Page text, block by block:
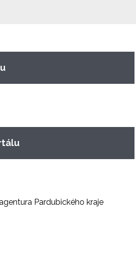
Pardubického kraje